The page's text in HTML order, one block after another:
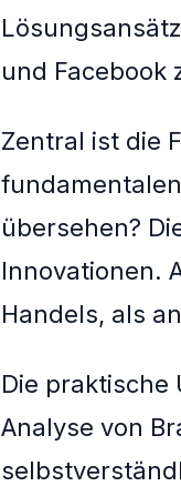
und Facebook
Zentral ist die
übersehen?
Innovationen.
Handels, als
Die praktische
Analyse von